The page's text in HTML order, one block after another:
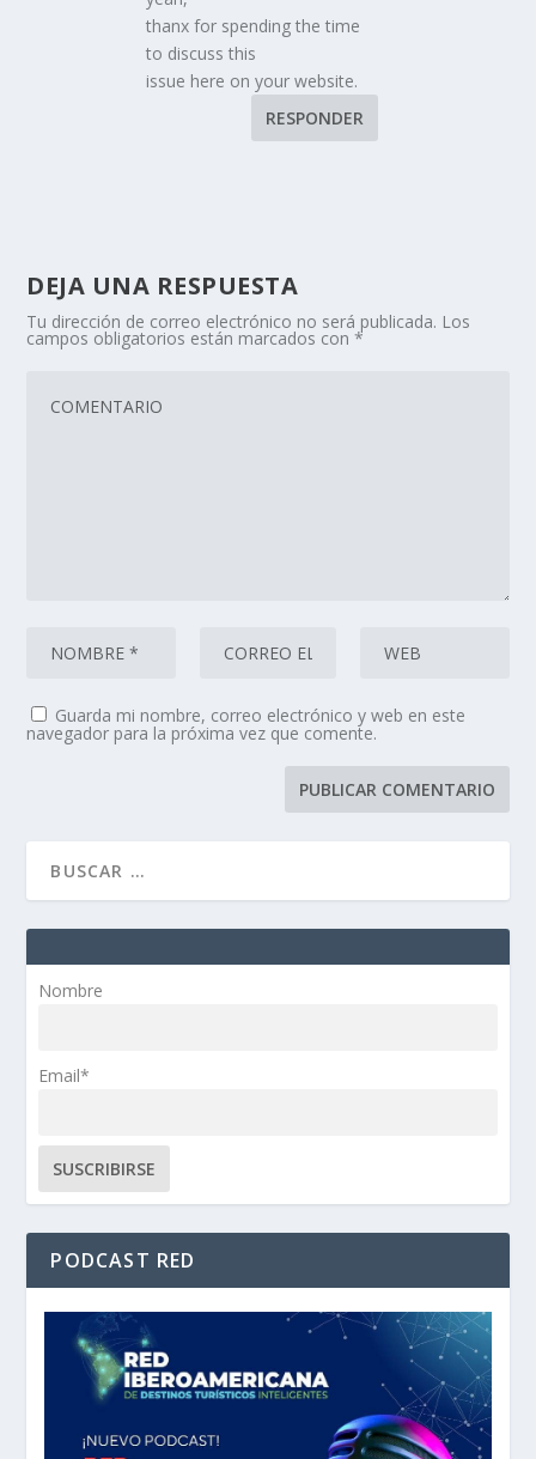
thanx for spending the time
to discuss this
issue here on your website.
RESPONDER
DEJA UNA RESPUESTA
Tu dirección de correo electrónico no será publicada. Los
campos obligatorios están marcados con*
Guarda mi nombre, correo electrónico y web en este
navegador para la próxima vez que comente.
Nombre
Email*
PODCAST RED